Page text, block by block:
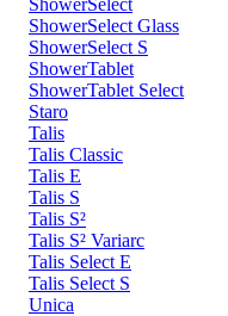
ShowerSelect Glass
ShowerSelect S
ShowerTablet
ShowerTablet Select
Staro
Talis
Talis Classic
Talis E
Talis S
Talis S²
Talis S² Variarc
Talis Select E
Talis Select S
Unica